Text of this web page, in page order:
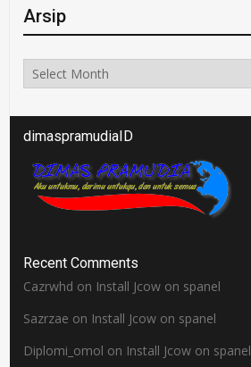
Arsip
Arsip
dimaspramudiaID
Recent Comments
Cazrwhd on Install Jcow on spanel
Sazrzae on Install Jcow on spanel
Diplomi_omol on Install Jcow on spanel